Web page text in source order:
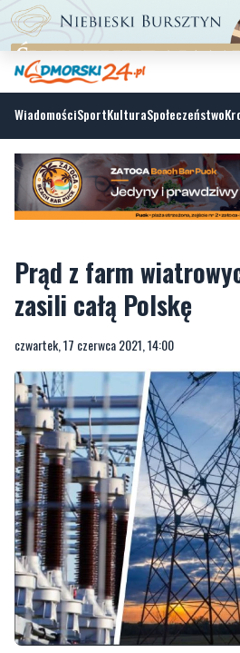
WiadomościSportKulturaSpołeczeństwo
Prąd z farm
czwartek, 17 czerwca 2021, 14:00
Na farmach wiatrowych powstanie nawet
czyli tyle ile wytwarzają dwie